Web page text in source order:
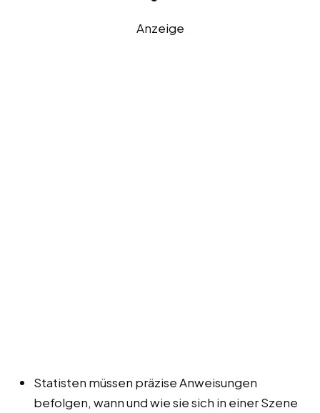
Anzeige
Statisten müssen präzise Anweisungen
befolgen, wann und wie sie sich in einer Szene